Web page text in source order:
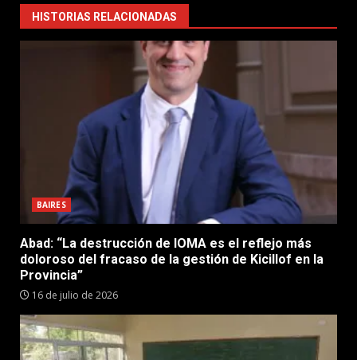
HISTORIAS RELACIONADAS
BAIRES
Abad: “La destrucción de IOMA es el reflejo más
doloroso del fracaso de la gestión de Kicillof en la
Provincia”
16 de julio de 2026